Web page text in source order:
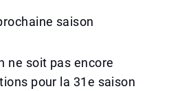
saison
ne soit pas encore
pour la 31e saison